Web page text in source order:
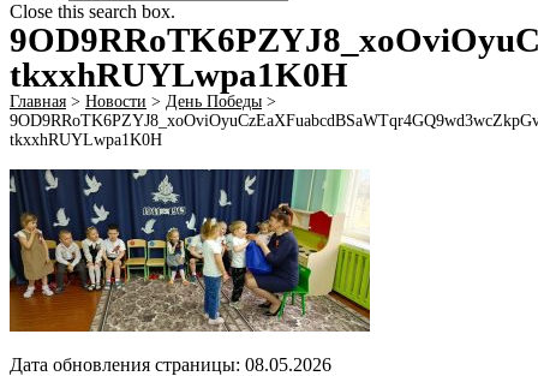
Close this search box.
tkxxhRUYLwpa1K0H
Главная > Новости > День Победы >
tkxxhRUYLwpa1K0H
Дата обновления страницы: 08.05.2026